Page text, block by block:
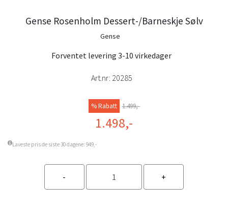
Gense Rosenholm Dessert-/Barneskje Sølv
Gense
Forventet levering 3-10 virkedager
Art.nr: 20285
% Rabatt 1.499,-
1.498,-
Laveste pris de siste 30 dagene: 949,-